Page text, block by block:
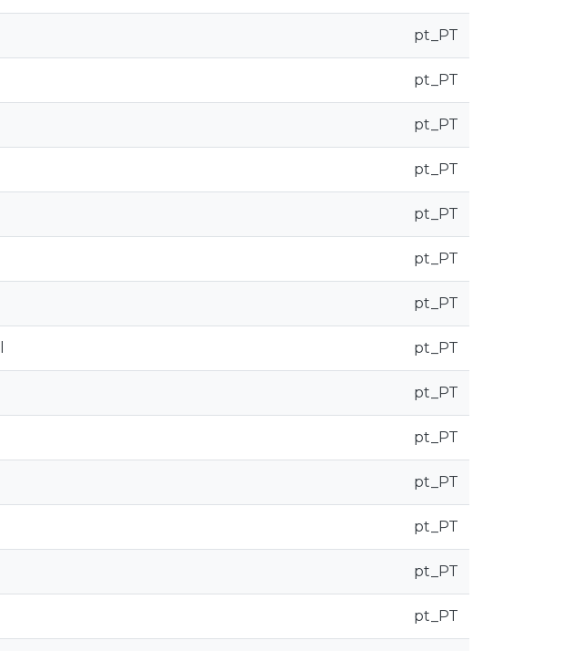
pt_PT
pt_PT
pt_PT
pt_PT
pt_PT
pt_PT
pt_PT
pt_PT
pt_PT
pt_PT
pt_PT
pt_PT
pt_PT
pt_PT